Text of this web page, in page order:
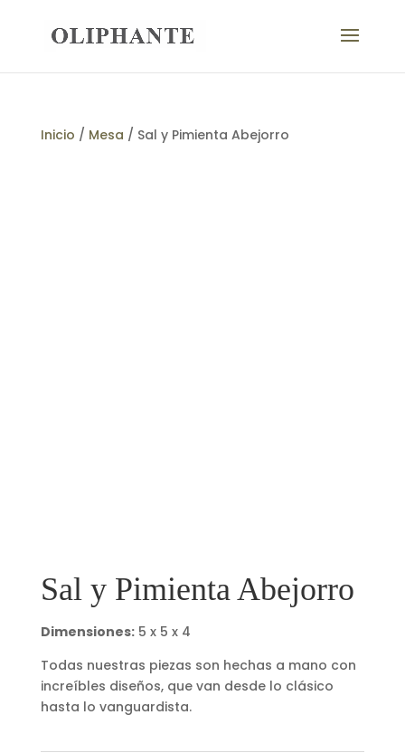
Inicio / Mesa / Sal y Pimienta Abejorro
Sal y Pimienta Abejorro
Dimensiones:5 x 5 x 4
Todas nuestras piezas son hechas a mano con
increíbles diseños, que van desde lo clásico
hasta lo vanguardista.